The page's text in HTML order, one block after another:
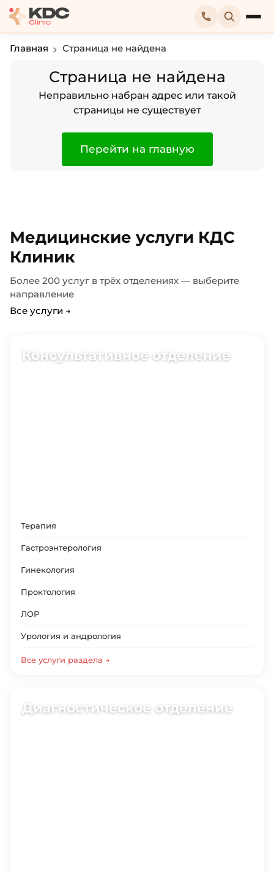
Главная Страница не найдена
Страница не найдена
Неправильно набран адрес или такой
страницы не существует
Перейти на главную
Медицинские услуги КДС
Клиник
Более 200 услуг в трёх отделениях — выберите
направление
Все услуги →
Консультативное отделение
Терапия
Гастроэнтерология
Гинекология
Проктология
ЛОР
Урология и андрология
Все услуги раздела →
Диагностическое отделение